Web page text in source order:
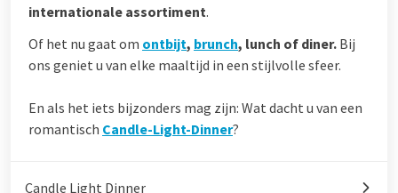
internationale assortiment.
Of het nu gaat om ontbijt, brunch, lunch of diner. Bij
ons geniet u van elke maaltijd in een stijlvolle sfeer.
En als het iets bijzonders mag zijn: Wat dacht u van een
romantisch Candle-Light-Dinner?
Candle Light Dinner